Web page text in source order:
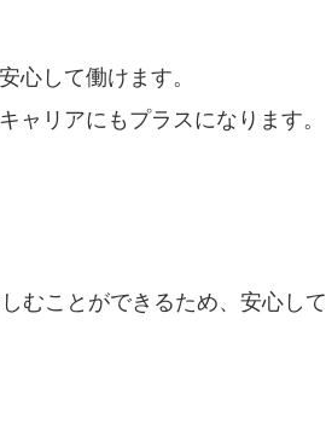
心して働けます。
ャリアにもプラスになります。
むことができるため、安心して